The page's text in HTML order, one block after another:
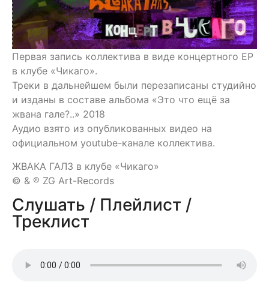
Первая запись коллектива в виде концертного EP
в клубе «Чикаго».
Треки в дальнейшем были перезаписаны студийно
и изданы в составе альбома «Это что ещё за
жвана гале?..» 2018
Аудио взято из опубликованных видео на
официальном youtube-канале коллектива.
ЖВАКА ГАЛЗ в клубе «Чикаго»
© & ℗ ZG Art-Records
Слушать / Плейлист /
Треклист